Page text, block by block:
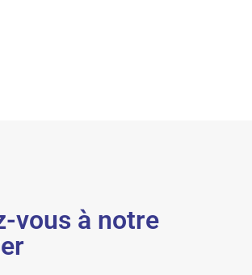
vous à notre